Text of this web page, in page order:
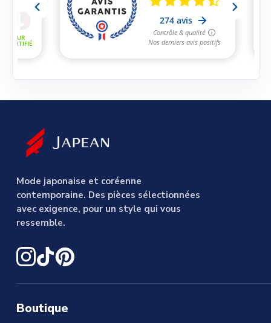
Mode japonaise et coréenne
contemporaine. Des pièces sélectionnées
avec exigence, pour un style qui vous
ressemble.
Boutique